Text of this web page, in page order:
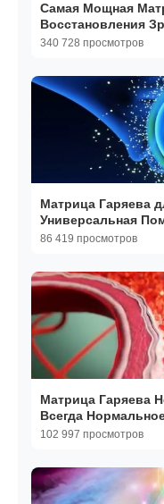
Самая Мощная
Восстановления
Звуком
340 728 просмотров
Матрица Гаряева
Универсальная
86 419 просмотров
Матрица Гаряева
Всегда
исцеление звуком
102 997 просмотров